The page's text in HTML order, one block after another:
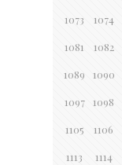
1073 1074
1081 1082
1089 1090
1097 1098
1105 1106
1113 1114